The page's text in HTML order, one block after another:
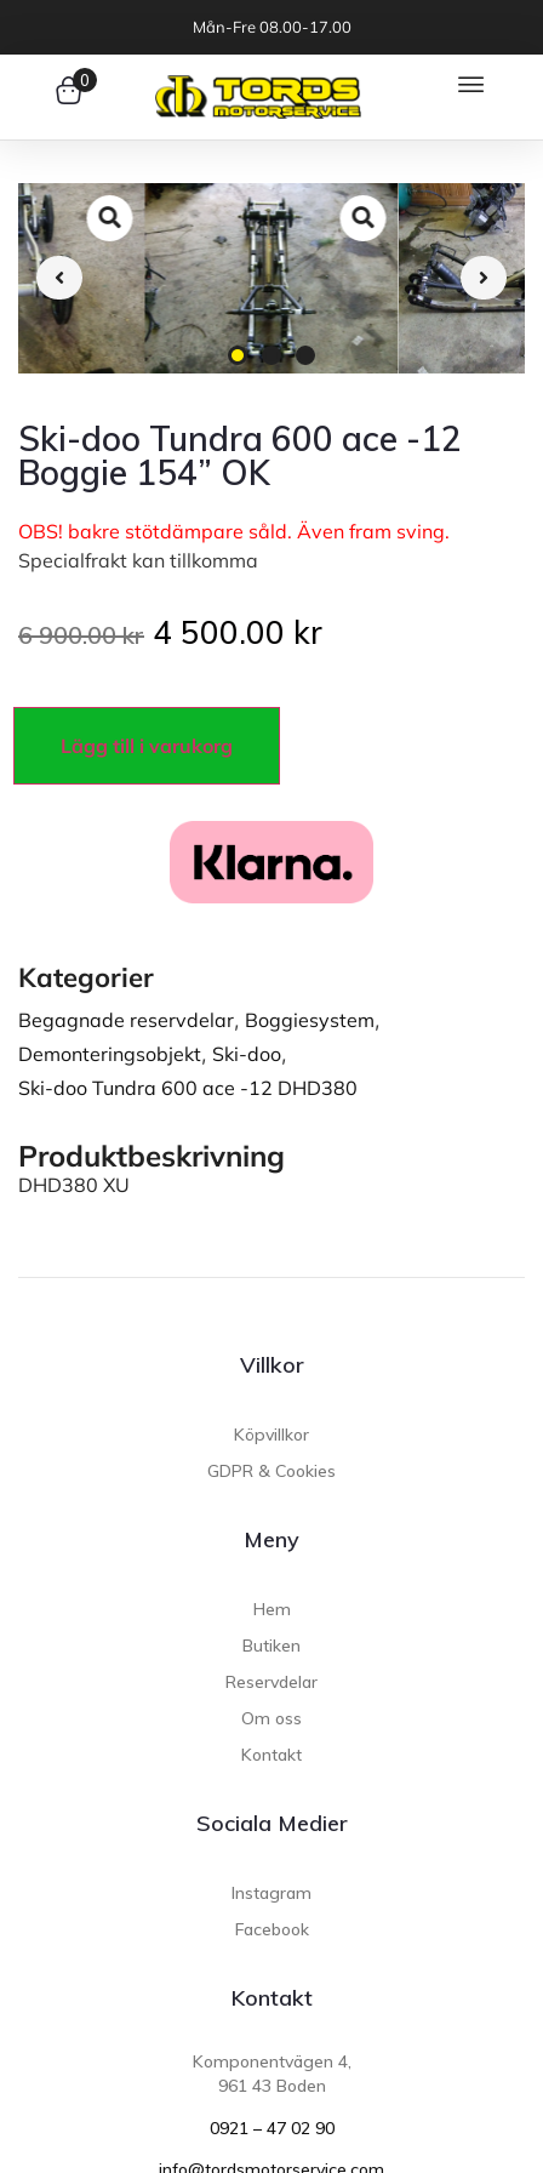
Mån-Fre 08.00-17.00
0
Ski-doo Tundra 600 ace -12
Boggie 154” OK
OBS! bakre stötdämpare såld. Även fram sving.
Specialfrakt kan tillkomma
6 900.00kr 4 500.00 kr
Lägg till i varukorg
Kategorier
Begagnade reservdelar, Boggiesystem,
Demonteringsobjekt, Ski-doo,
Ski-doo Tundra 600 ace -12 DHD380
Produktbeskrivning
DHD380 XU
Villkor
Köpvillkor
GDPR & Cookies
Meny
Hem
Butiken
Reservdelar
Om oss
Kontakt
Sociala Medier
Instagram
Facebook
Kontakt
Komponentvägen 4,
961 43 Boden
0921 – 47 02 90